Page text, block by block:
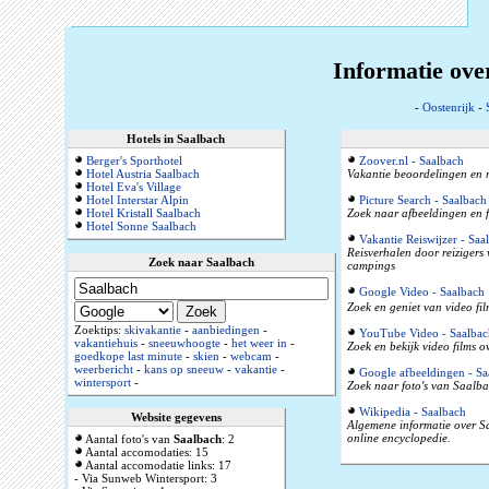
Informatie
- Oostenrijk-
Hotels in Saalbach
Berger's Sporthotel
Hotel Austria Saalbach
Hotel Eva's Village
Hotel Interstar Alpin
Hotel Kristall Saalbach
Hotel Sonne Saalbach
Zoek naar Saalbach
Zoektips: skivakantie- aanbiedingen-
vakantiehuis- sneeuwhoogte- het weer in-
goedkope last minute- skien- webcam-
weerbericht- kans op sneeuw- vakantie-
wintersport-
Website gegevens
Aantal foto's van Saalbach: 2
Aantal accomodaties: 15
Aantal accomodatie links: 17
- Via Sunweb Wintersport: 3
Zoover.nl - Saalbach
Vakantie beoordelingen en
Picture Search - Saalbach
Zoek naar afbeeldingen en
Vakantie Reiswijzer -
Reisverhalen door reizigers
campings
Google Video - Saalbach
Zoek en geniet van video
YouTube Video -
Zoek en bekijk video films
Google afbeeldingen -
Zoek naar foto's van
Wikipedia - Saalbach
Algemene informatie over
online encyclopedie.